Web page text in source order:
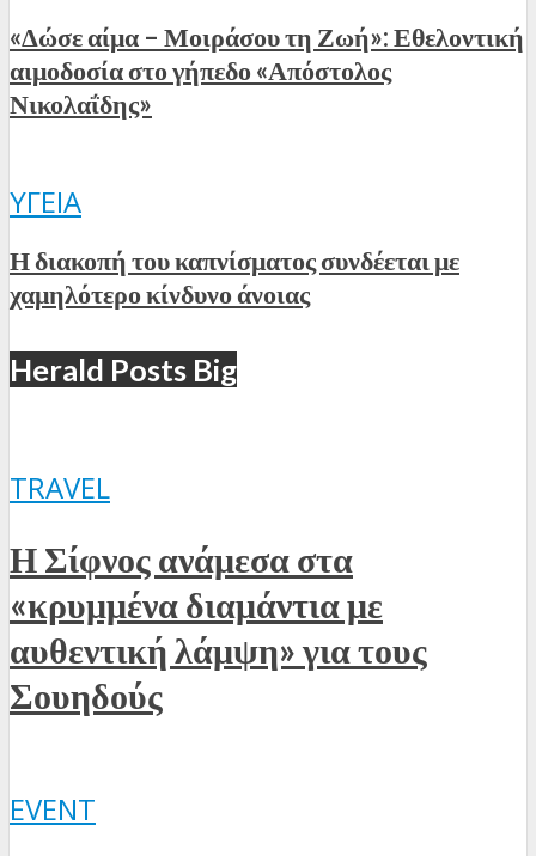
«Δώσε αίμα – Μοιράσου τη Ζωή»: Εθελοντική
αιμοδοσία στο γήπεδο «Απόστολος
Νικολαΐδης»
ΥΓΕΊΑ
Η διακοπή του καπνίσματος συνδέεται με
χαμηλότερο κίνδυνο άνοιας
Herald Posts Big
TRAVEL
Η Σίφνος ανάμεσα στα
«κρυμμένα διαμάντια με
αυθεντική λάμψη» για τους
Σουηδούς
EVENT